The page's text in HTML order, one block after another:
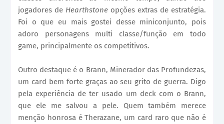
jogadores de Hearthstone opções extras de estratégia.
Foi o que eu mais gostei desse miniconjunto, pois
adoro personagens multi classe/função em todo
game, principalmente os competitivos.
Outro destaque é o Brann, Minerador das Profundezas,
um card bem forte graças ao seu grito de guerra. Digo
pela experiência de ter usado um deck com o Brann,
que ele me salvou a pele. Quem também merece
menção honrosa é Therazane, um card raro que não é